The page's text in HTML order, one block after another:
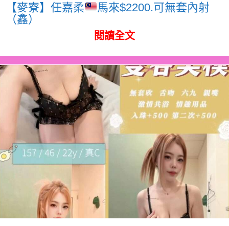
【麥寮】任嘉柔
馬來$2200.可無套內射
（鑫）
閱讀全文